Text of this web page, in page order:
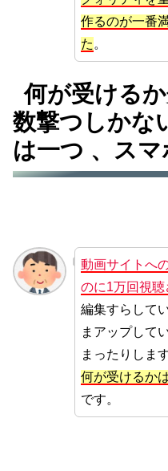
作るのが一番
た 。
何が受ける
数撃つしかな
は一つ 、スマ
動画サイトへ
のに1万回視聴
編集すらして
まアップして
まったりします
何が受けるか
です。